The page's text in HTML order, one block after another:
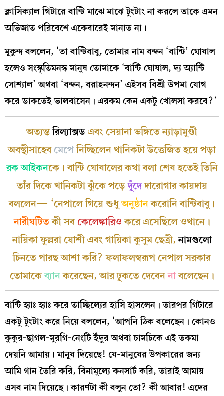
ক্লাসিক্যাল গিটারে বান্টি মাঝে মাঝে টুংটাং না করলে তাকে এমন
অভিজাত পরিবেশে একেবারেই মানাত না।
মুকুন্দ বললেন, ‘তা বান্টিবাবু, তোমার নাম বন্দন ‘বান্টি’ ঘোষাল
হলেও সংস্কৃতিমনস্ক মানুষ তোমাকে ‘বান্টি ঘোষাল, দ্য অ্যান্টি
সোশ্যাল’ অথবা ‘বন্দন, বরাহনন্দন’ এইসব বিশ্রী উপমা যোগ
করে ডাকতেই ভালবাসেন। এরকম কেন একটু খোলসা করবে?’
অত্যন্তরিল্যাক্সডএবং সেয়ানা ভঙ্গিতে ন্যাড়ামুণ্ডী
অবস্থীসাহেবমেপেনিচ্ছিলেন খানিকটা উত্তেজিত হয়ে পড়া
রক আইকনকে। বান্টি ঘোষালের কথা বলা শেষ হতেই তিনি
তাঁর দিকে খানিকটা ঝুঁকে পড়েদুঁদেদারোগার কায়দায়
বললেন— ‘নেপালে গিয়ে শুধুঅনুষ্ঠানকরোনি বান্টিবাবু।
নারীঘটিতকী সবকেলেঙ্কারিওকরে এসেছিলে ওখানে।
নায়িকা ফুল্লরা যোশী এবং গায়িকা কুসুম ছেত্রী,নামগুলো
চিনতে পারছ আশা করি? ফলাফলস্বরূপ নেপাল সরকার
তোমাকেব্যানকরেছেন, আর ঢুকতে দেবেননাবলেছেন।
বান্টি হ্যাঃ হ্যাঃ করে তাচ্ছিল্যের হাসি হাসলেন। তারপর গিটারে
একটু টুংটাং করে নিয়ে বললেন, ‘আপনি ঠিক বলেছেন। কোনও
কুকুর-ছাগল-মুরগি-নেংটি ইঁদুর অথবা চামচিকে এই তকমা
দেয়নি আমায়। মানুষ দিয়েছে! যে-মানুষের উপকারের জন্য
আমি গান তৈরি করি, বিনামূল্যে কনসার্ট করি, তারাই আমায়
এসব নাম দিয়েছে। কারণটা কী বলুন তো? কী আবার! এদের